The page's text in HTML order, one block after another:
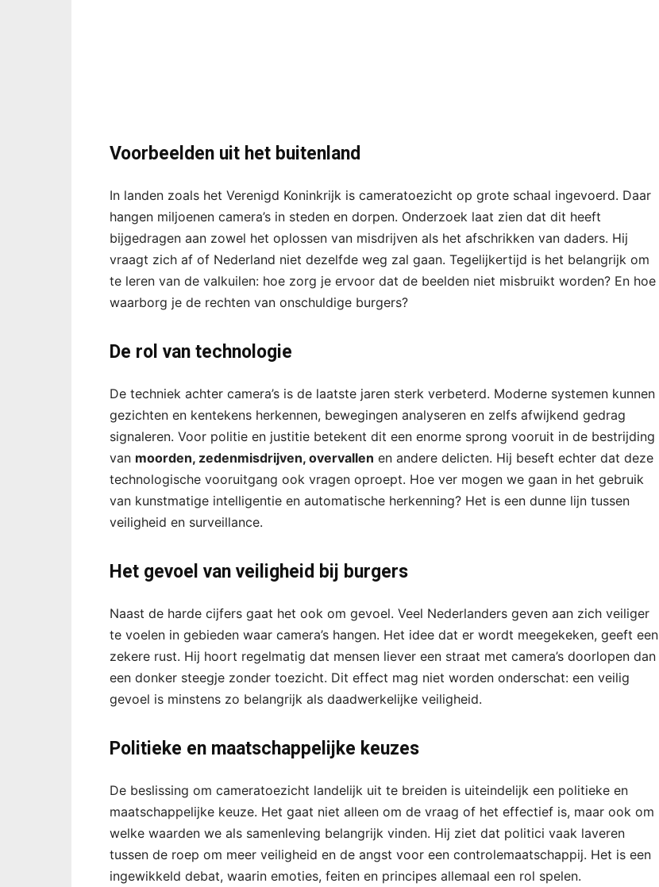
Voorbeelden uit het buitenland
In landen zoals het Verenigd Koninkrijk is cameratoezicht op grote schaal ingevoerd. Daar
hangen miljoenen camera’s in steden en dorpen. Onderzoek laat zien dat dit heeft
bijgedragen aan zowel het oplossen van misdrijven als het afschrikken van daders. Hij
vraagt zich af of Nederland niet dezelfde weg zal gaan. Tegelijkertijd is het belangrijk om
te leren van de valkuilen: hoe zorg je ervoor dat de beelden niet misbruikt worden? En hoe
waarborg je de rechten van onschuldige burgers?
De rol van technologie
De techniek achter camera’s is de laatste jaren sterk verbeterd. Moderne systemen kunnen
gezichten en kentekens herkennen, bewegingen analyseren en zelfs afwijkend gedrag
signaleren. Voor politie en justitie betekent dit een enorme sprong vooruit in de bestrijding
van moorden, zedenmisdrijven, overvallen en andere delicten. Hij beseft echter dat deze
technologische vooruitgang ook vragen oproept. Hoe ver mogen we gaan in het gebruik
van kunstmatige intelligentie en automatische herkenning? Het is een dunne lijn tussen
veiligheid en surveillance.
Het gevoel van veiligheid bij burgers
Naast de harde cijfers gaat het ook om gevoel. Veel Nederlanders geven aan zich veiliger
te voelen in gebieden waar camera’s hangen. Het idee dat er wordt meegekeken, geeft een
zekere rust. Hij hoort regelmatig dat mensen liever een straat met camera’s doorlopen dan
een donker steegje zonder toezicht. Dit effect mag niet worden onderschat: een veilig
gevoel is minstens zo belangrijk als daadwerkelijke veiligheid.
Politieke en maatschappelijke keuzes
De beslissing om cameratoezicht landelijk uit te breiden is uiteindelijk een politieke en
maatschappelijke keuze. Het gaat niet alleen om de vraag of het effectief is, maar ook om
welke waarden we als samenleving belangrijk vinden. Hij ziet dat politici vaak laveren
tussen de roep om meer veiligheid en de angst voor een controlemaatschappij. Het is een
ingewikkeld debat, waarin emoties, feiten en principes allemaal een rol spelen.